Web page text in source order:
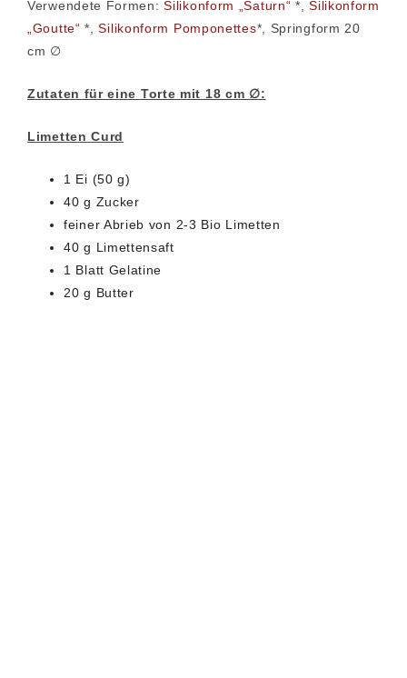
Verwendete Formen:Silikonform „Saturn“ *,Silikonform
„Goutte“ *,Silikonform Pomponettes*, Springform 20
cm ∅
Zutaten für eine Torte mit 18 cm ∅:
Limetten Curd
1 Ei (50 g)
40 g Zucker
feiner Abrieb von 2-3 Bio Limetten
40 g Limettensaft
1 Blatt Gelatine
20 g Butter